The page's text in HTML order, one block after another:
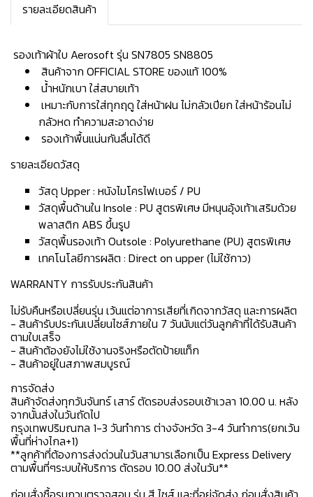
รายละเอียดสินค้า
️ รองเท้าผ้าใบ Aerosoft รุ่น SN7805 SN8805
สินค้าจาก OFFICIAL STORE ของแท้ 100%
น้ำหนักเบา ใส่สบายเท้า
เหมาะกับการใส่ทุกฤดู ใส่หน้าฝน ไม่กลัวเปียก ใส่หน้าร้อนไม่
กลัวหด ทำความสะอาดง่าย
รองเท้าพื้นแน่นกันลื่นได้ดี
รายละเอียดวัสดุ
วัสดุ Upper : หนังไมโครไฟเบอร์ / PU
วัสดุพื้นด้านใน Insole : PU สูตรพิเศษ มีหนุนอุ้งเท้าเสริมด้วย
พลาสติก ABS ขึ้นรูป
วัสดุพื้นรองเท้า Outsole : Polyurethane (PU) สูตรพิเศษ
เทคโนโลยีการผลิต : Direct on upper (ไม่ใช้กาว)
WARRANTY การรับประกันสินค้า
ไม่รับคืนหรือเปลี่ยนรุ่น เว้นแต่อาการเสียที่เกิดจากวัสดุ และการผลิต
- สินค้ารับประกันเปลี่ยนไซส์ภายใน 7 วันนับแต่วันลูกค้าที่ได้รับสินค้า
ตามใบเสร็จ
- สินค้าต้องยังไม่ใช้งานจริงหรือตัดป้ายแท็ก
- สินค้าอยู่ในสภาพสมบูรณ์
การจัดส่ง
สินค้าจัดส่งทุกวันจันทร์ เสาร์ ตัดรอบส่งรอบเช้าเวลา 10.00 น. หลัง
จากนั้นส่งในวันถัดไป
กรุงเทพปริมณฑล 1-3 วันทำการ ต่างจังหวัด 3-4 วันทำการ(ยกเว้น
พื้นที่ห่างไกล+1)
**ลูกค้าที่ต้องการส่งด่วนในวันสามารเลือกเป็น Express Delivery
ตามพื้นที่ๆระบบให้บริการ ตัดรอบ 10.00 ส่งในวัน**